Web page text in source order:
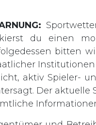
du einen
bitten
aktiv Spieler-
Der aktuelle